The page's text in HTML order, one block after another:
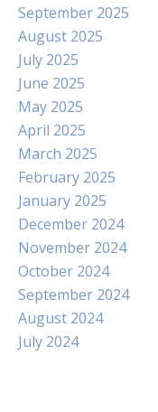
September 2025
August 2025
July 2025
June 2025
May 2025
April 2025
March 2025
February 2025
January 2025
December 2024
November 2024
October 2024
September 2024
August 2024
July 2024